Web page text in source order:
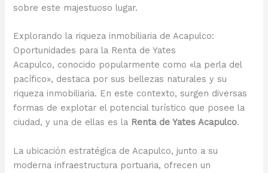
sobre este majestuoso lugar.
Explorando la riqueza inmobiliaria de Acapulco:
Oportunidades para la Renta de Yates
Acapulco, conocido popularmente como «la perla del
pacífico», destaca por sus bellezas naturales y su
riqueza inmobiliaria. En este contexto, surgen diversas
formas de explotar el potencial turístico que posee la
ciudad, y una de ellas es la Renta de Yates Acapulco.
La ubicación estratégica de Acapulco, junto a su
moderna infraestructura portuaria, ofrecen un